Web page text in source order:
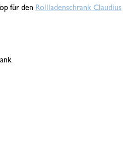
für den Rollladenschrank Claudius